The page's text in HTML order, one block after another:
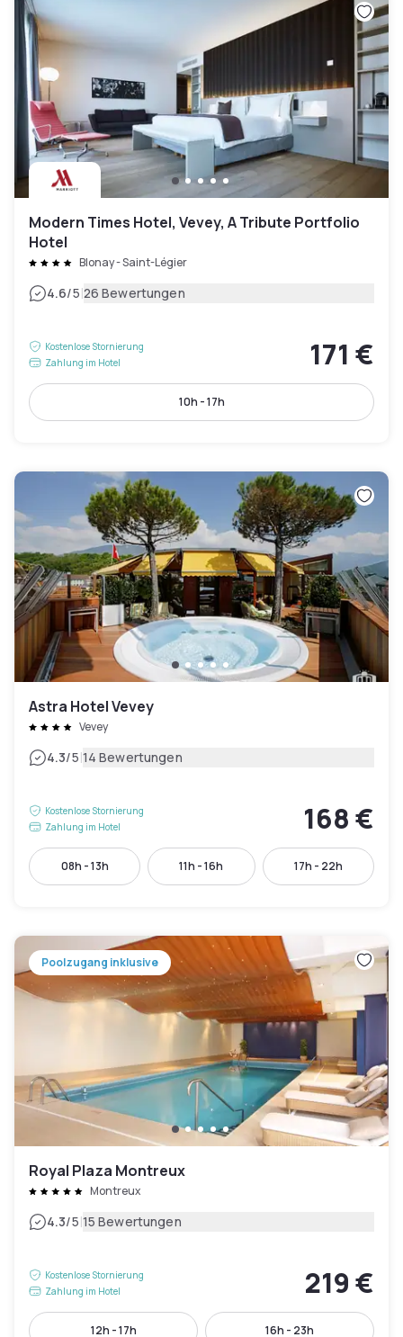
Modern Times Hotel, Vevey, A Tribute Portfolio
Hotel
Blonay - Saint-Légier
4.6/5|26 Bewertungen
Kostenlose Stornierung
Zahlung im Hotel
171 €
10h - 17h
Astra Hotel Vevey
Vevey
4.3/5|14 Bewertungen
Kostenlose Stornierung
Zahlung im Hotel
168 €
08h - 13h 11h - 16h 17h - 22h
Poolzugang inklusive
Royal Plaza Montreux
Montreux
4.3/5|15 Bewertungen
Kostenlose Stornierung
Zahlung im Hotel
219 €
12h - 17h 16h - 23h